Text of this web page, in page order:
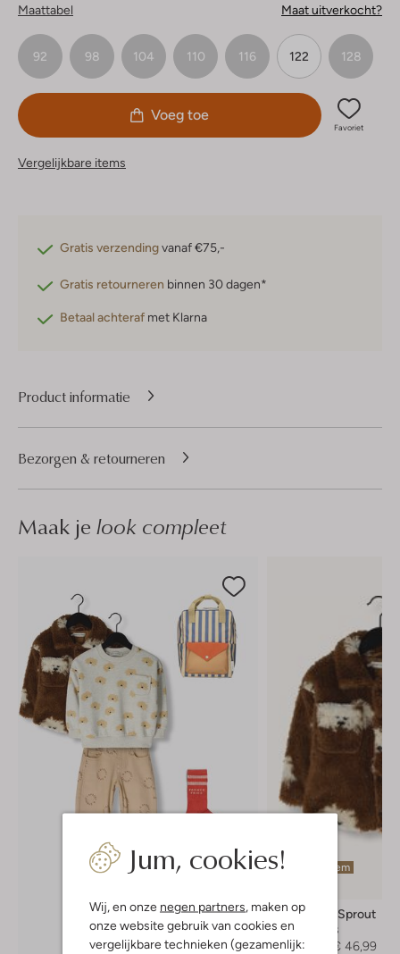
Jum, cookies!
Wij, en onze negen partners , maken op
onze website gebruik van cookies en
vergelijkbare technieken (gezamenlijk:
Maattabel Maat uitverkocht?
92 98 104 110 116 122 128
Voeg toe
Favoriet
Vergelijkbare items
Gratis verzendingvanaf €75,-
Gratis retourneren binnen 30 dagen*
Betaal achteraf met Klarna
Product informatie
Bezorgen & retourneren
Maak je look compleet
Laatste item
Sproet & Sprout
Teddy jas
€ 94,99
€ 46,99